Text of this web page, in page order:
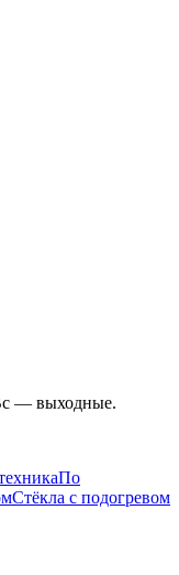
— выходные.
По
Стёкла с подогревом